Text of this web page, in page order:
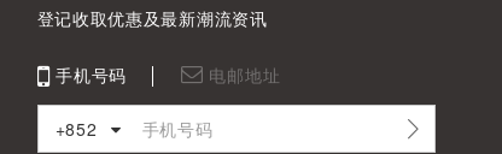
登记收取优惠及最新潮流资讯
手机号码 电邮地址
+852